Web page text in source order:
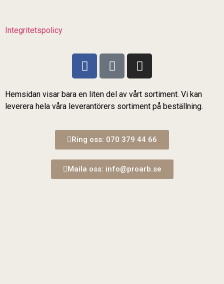
Integritetspolicy
Hemsidan visar bara en liten del av vårt sortiment. Vi kan
leverera hela våra leverantörers sortiment på beställning.
Ring oss: 070 379 44 66
Maila oss: info@proarb.se